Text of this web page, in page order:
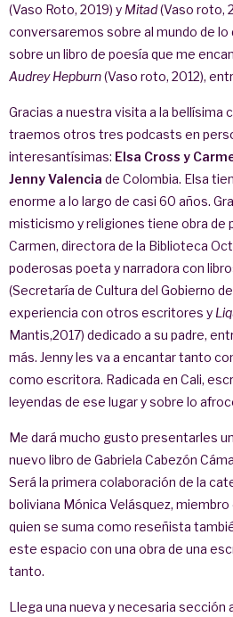
(Vaso Roto, 2019) y Mitad(Vaso roto,
conversaremos sobre al mundo de lo
sobre un libro de poesía que me
Audrey Hepburn(Vaso roto, 2012),
Gracias a nuestra visita a la bellísima
traemos otros tres podcasts en
interesantísimas: Elsa Cross y
Jenny Valencia de Colombia. Elsa
enorme a lo largo de casi 60 años.
misticismo y religiones tiene obra de
Carmen, directora de la Biblioteca
poderosas poeta y narradora con
(Secretaría de Cultura del Gobierno
experiencia con otros escritores y
Mantis,2017) dedicado a su padre,
más. Jenny les va a encantar tanto
como escritora. Radicada en Cali,
leyendas de ese lugar y sobre lo
Me dará mucho gusto presentarles
nuevo libro de Gabriela Cabezón
Será la primera colaboración de la
boliviana Mónica Velásquez,
quien se suma como reseñista
este espacio con una obra de una
tanto.
Llega una nueva y necesaria sección